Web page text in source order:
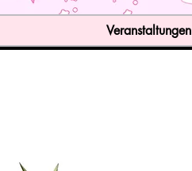
Veranstaltungen